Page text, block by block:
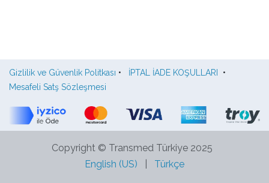
Gizlilik ve Güvenlik Politkası • İPTAL İADE KOŞULLARI
•
Mesafeli Satş Sözleşmesi
Copyright © Transmed Türkiye 2025
English (US)
Türkçe